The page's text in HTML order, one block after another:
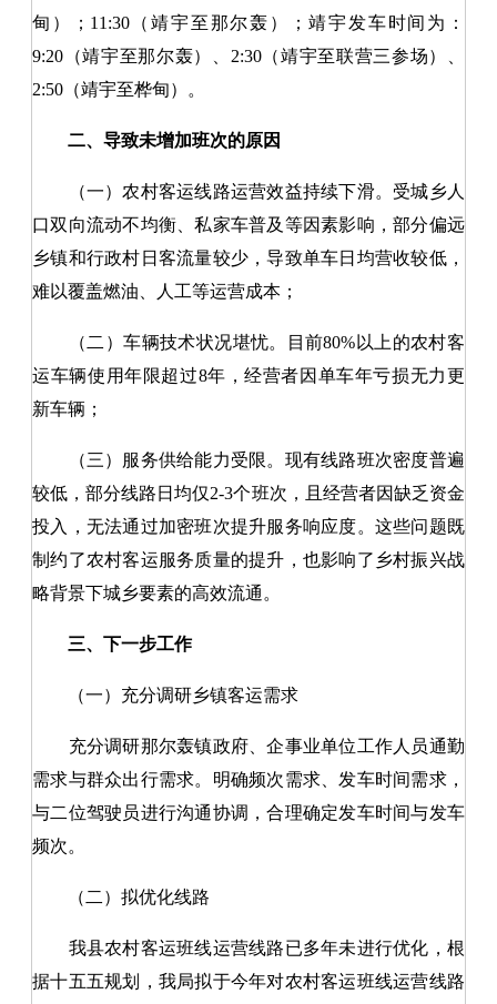
甸）；11:30（靖宇至那尔轰）；靖宇发车时间为：
9:20（靖宇至那尔轰）、2:30（靖宇至联营三参场）、
2:50（靖宇至桦甸）。
二、导致未增加班次的原因
（一）农村客运线路运营效益持续下滑。受城乡人
口双向流动不均衡、私家车普及等因素影响，部分偏远
乡镇和行政村日客流量较少，导致单车日均营收较低，
难以覆盖燃油、人工等运营成本；
（二）车辆技术状况堪忧。
目前80%以上的农村客
运车辆使用年限超过8年，经营者因单车年亏损无力更
新车辆；
（三）服务供给能力受限。 现有线路班次密度普遍
较低，部分线路日均仅2-3个班次，且经营者因缺乏资金
投入，无法通过加密班次提升服务响应度。这些问题既
制约了农村客运服务质量的提升，也影响了乡村振兴战
略背景下城乡要素的高效流通。
三、下一步工作
（一）充分调研乡镇客运需求
充分调研那尔轰镇政府、企事业单位工作人员通勤
需求与群众出行需求。明确频次需求、发车时间需求，
与二位驾驶员进行沟通协调，合理确定发车时间与发车
频次。
（二）拟优化线路
我县农村客运班线运营线路已多年未进行优化，根
据十五五规划，我局拟于今年对农村客运班线运营线路